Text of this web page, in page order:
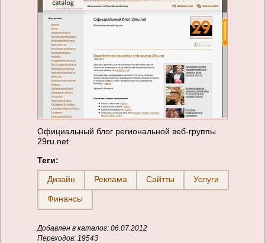
Официальный блог региональной веб-группы
29ru.net
Теги:
Дизайн
Реклама Сайтты Услуги
Финансы
Добавлен в каталог: 06.07.2012
Переходов: 19543